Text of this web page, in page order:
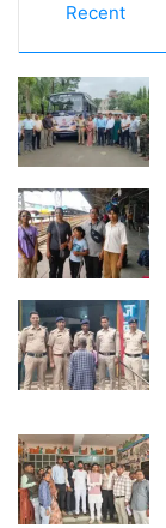
Recent